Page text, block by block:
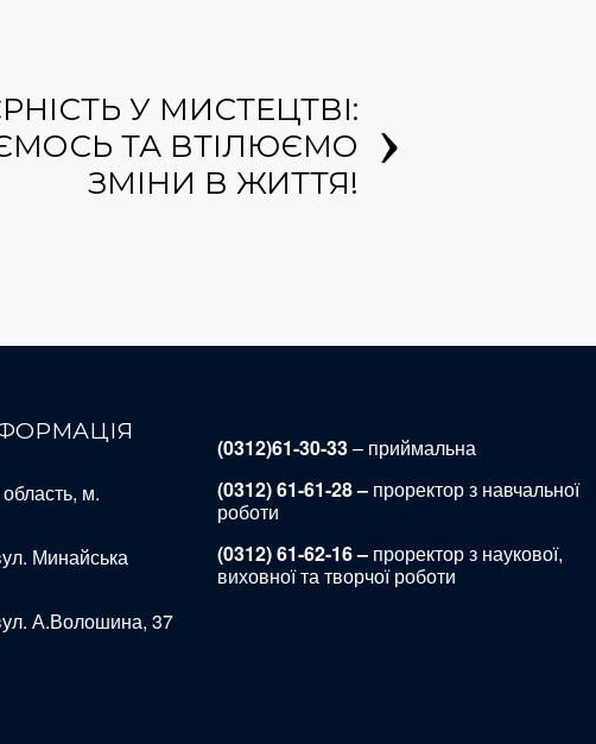
У МИСТЕЦТВІ:
ТА ВТІЛЮЄМО
ЗМІНИ В ЖИТТЯ!
м.
Минайська
А.Волошина, 37
(0312)61-30-33– приймальна
(0312) 61-61-28 – проректор з навчальної
роботи
(0312) 61-62-16 – проректор з наукової,
виховної та творчої роботи